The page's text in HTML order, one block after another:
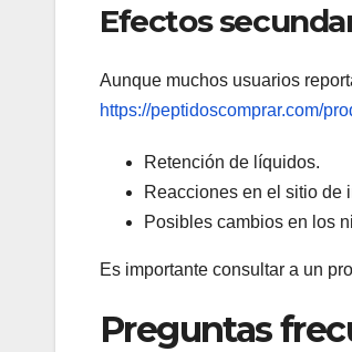
Efectos
Aunque muchos usuarios
https://peptidoscomprar.com/
Retención de líquidos.
Reacciones en el sitio de
Posibles cambios en los
Es importante consultar a un
Preguntas